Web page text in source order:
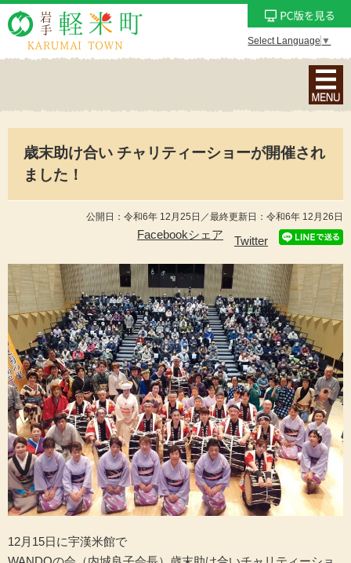
Select Language ▼
ナ
ビ
シ
メ
ニ
ー
を
表
示
歳末助け合い チャリティーショーが開催され
ました！
公開日：令和6年 12月25日／最終更新日：令和6年 12月26日
Facebookシェア Twitter
12月15日に宇漢米館で